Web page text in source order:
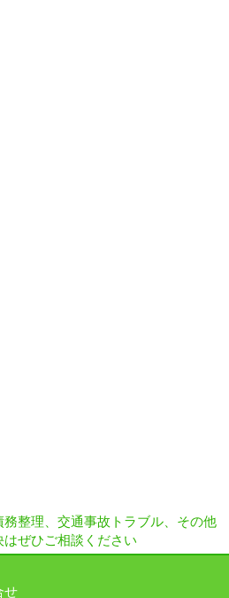
整理、交通事故トラブル、その他
ぜひご相談ください
せ